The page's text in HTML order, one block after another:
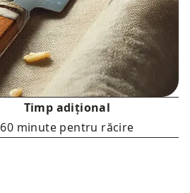
Timp adițional
60 minute pentru răcire